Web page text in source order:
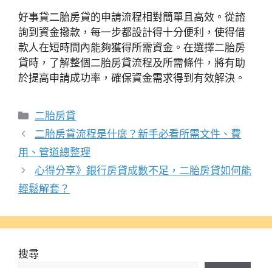
好事貸二胎房貸的申請流程相對簡單且高效。從諮
詢到資金撥款，每一步都設計得十分便利，使得借
款人在短時間內能夠獲得所需資金。在選擇二胎房
貸時，了解整個二胎房貸流程及所需條件，將有助
於提高申請成功率，確保資金需求得到有效解決。
分
類
二胎房貸
二胎房貸流程是什麼？新手必看所需文件、費
用、管道總整理
心得分享》銀行房貸成數不足，二胎房貸如何能
輕鬆解套？
搜尋